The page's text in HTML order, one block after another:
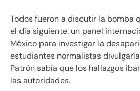
Todos fueron a discutir la bomba
el día siguiente: un panel
México para investigar la
estudiantes normalistas
Patrón sabía que los hallazgos
las autoridades.